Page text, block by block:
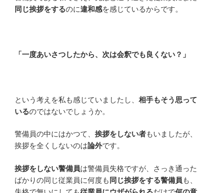
同じ挨拶をするのに違和感を感じているからです。
「一度あいさつしたから、次は会釈でも良くない？」
という考えを私も感じていましたし、 相手もそう思って
いるのではないでしょうか。
警備員の中にはかつて、 挨拶をしない者もいましたが、
挨拶を全くしないのは論外です。
挨拶をしない警備員は警備員失格ですが、さっき通った
ばかりの同じ従業員に何度も 同じ挨拶をする警備員 も、